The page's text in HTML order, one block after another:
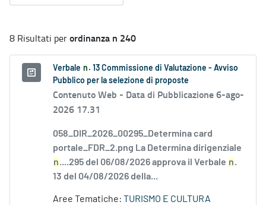
8 Risultati perordinanza n 240
Verbale n . 13 Commissione di Valutazione - Avviso
Pubblico per la selezione di proposte
Contenuto Web - Data di Pubblicazione 6-ago-
2026 17.31
058_DIR_2026_00295_Determina card
portale_FDR_2.png La Determina dirigenziale
n....295 del 06/08/2026 approva il Verbale n.
13 del 04/08/2026 della...
Aree Tematiche: TURISMO E CULTURA